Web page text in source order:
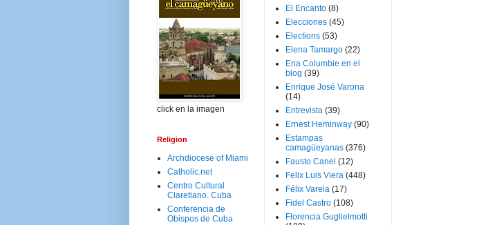
click en la imagen
Religion
Archdiocese of Miami
Catholic.net
Centro Cultural
Claretiano. Cuba
Conferencia de
Obispos de Cuba
El Encanto (8)
Elecciones (45)
Elections (53)
Elena Tamargo (22)
Ena Columbie en el
blog (39)
Enrique José Varona
(14)
Entrevista (39)
Ernest Heminway (90)
Estampas
camagüeyanas (376)
Fausto Canel (12)
Felix Luis Viera (448)
Félix Varela (17)
Fidel Castro (108)
Florencia Guglielmotti